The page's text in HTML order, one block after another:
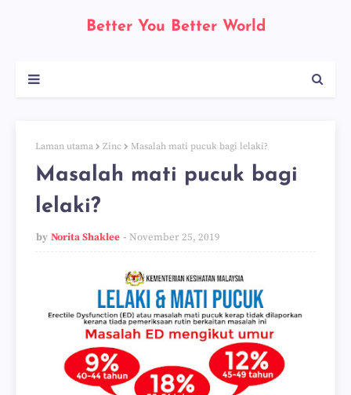
Better You Better World
Laman utama Zinc Masalah mati pucuk bagi lelaki?
Masalah mati pucuk bagi
lelaki?
by Norita Shaklee November 25, 2019